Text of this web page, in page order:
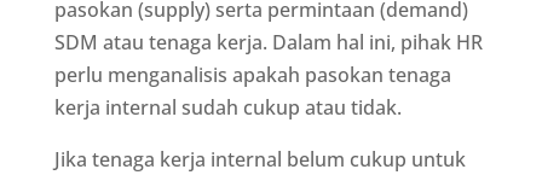
pasokan (supply) serta permintaan (demand)
SDM atau tenaga kerja. Dalam hal ini, pihak HR
perlu menganalisis apakah pasokan tenaga
kerja internal sudah cukup atau tidak.
Jika tenaga kerja internal belum cukup untuk